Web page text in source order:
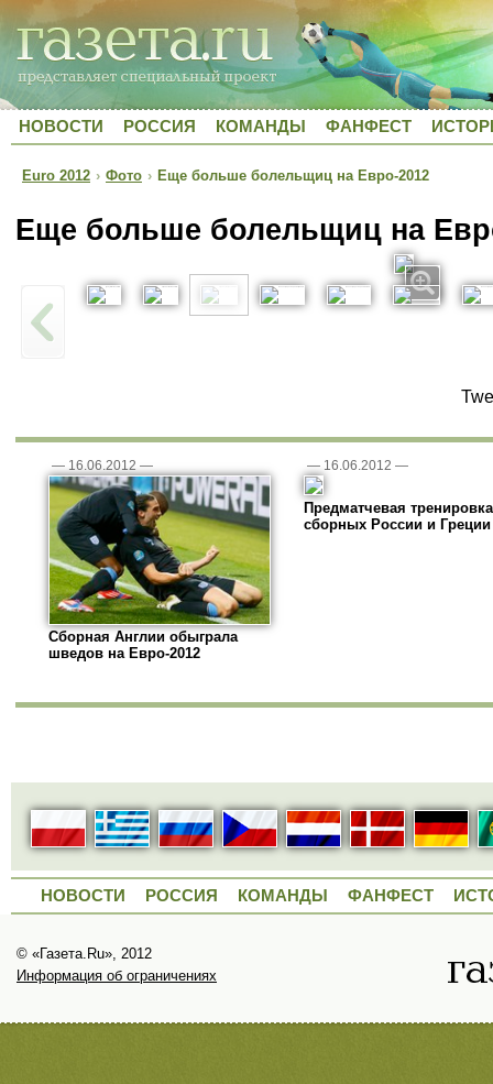
НОВОСТИ РОССИЯ КОМАНДЫ ФАНФЕСТ
Euro 2012 › Фото › Еще больше болельщиц на Евро-2012
Еще больше болельщиц на
— 16.06.2012 —
Сборная Англии обыграла
шведов на Евро-2012
— 16.06.2012 —
Предматчевая тренировка
сборных России и Греции
НОВОСТИ РОССИЯ КОМАНДЫ ФАНФЕСТ
© «Газета.Ru», 2012
Информация об ограничениях